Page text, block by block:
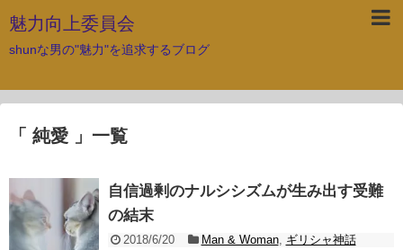
魅力向上委員会
shunな男の"魅力"を追求するブログ
「 純愛 」一覧
自信過剰のナルシシズムが生み出す受難
の結末
2018/6/20 Man & Woman, ギリシャ神話